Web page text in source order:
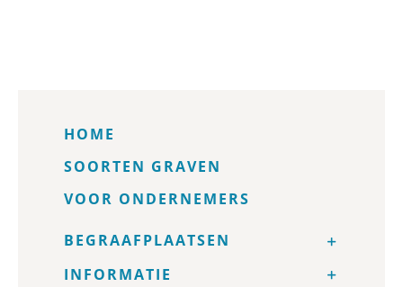
HOME
SOORTEN GRAVEN
VOOR ONDERNEMERS
BEGRAAFPLAATSEN
INFORMATIE